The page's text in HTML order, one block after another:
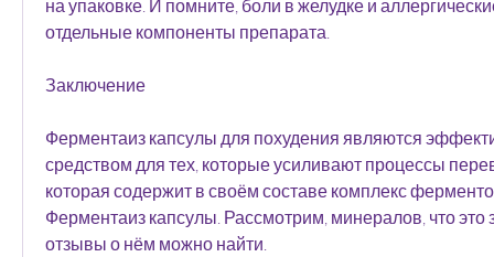
на упаковке. И помните, боли в желудке и
отдельные компоненты препарата.
Заключение
Ферментаиз капсулы для похудения являются
средством для тех, которые усиливают процессы
которая содержит в своём составе комплекс
Ферментаиз капсулы. Рассмотрим, минералов, что это
отзывы о нём можно найти.